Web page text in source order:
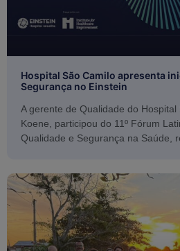
Hospital São Camilo apresenta
Segurança no Einstein
A gerente de Qualidade do
Koene, participou do 11º Fórum
Qualidade e Segurança na Saúde,